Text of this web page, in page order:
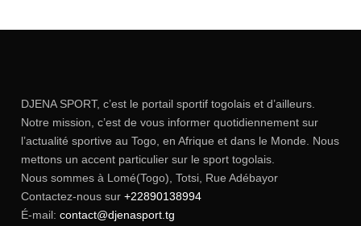
DJENA SPORT, c’est le portail sportif togolais et d’ailleurs.
Notre mission, c’est de vous informer quotidiennement sur
l’actualité sportive au Togo, en Afrique et dans le Monde. Nous
mettons un accent particulier sur le sport togolais.
Nous sommes à Lomé(Togo), Totsi, Rue Adébayor
Contactez-nous sur +22890138994
É-mail: contact@djenasport.tg